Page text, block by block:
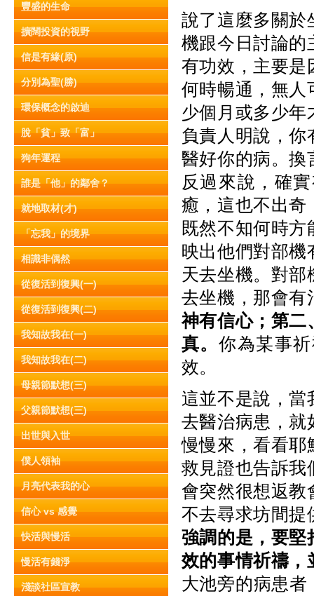
豐盛的生命
擴闊投資的視野
信是有緣(原)
分別為聖(勝)
環保概念的啟迪
脫「貧」致「富」
狗年運程
誰是「他」的鄰舍？
就地取材(才)
「忘我」的境界
相識非偶然
從復活到復興(一)
從復活到復興(二)
我知故我在(一)
我知故我在(二)
母親節默想(三)
父親節默想(三)
出世與入世
僕人領袖
月亮代表我的心
信心 vs 感覺
快活與慢活
慢活有錢淨
淺談社區宣教
說了這麼多關於
機跟今日討論的
有功效，主要是
何時暢通，無人
少個月或多少年
負責人明說，你
醫好你的病。換
反過來說，確
癒，這也不出奇
既然不知何時
映出他們對部機
天去坐機。對
去坐機，那會有
神有信心；第二
真。 你為某事
效。
這並不是說，當
去醫治病患，就
慢慢來，看看耶
救見證也告訴我
會突然很想返教
不去尋求坊間提
強調的是，要堅
效的事情祈禱
大池旁的病患